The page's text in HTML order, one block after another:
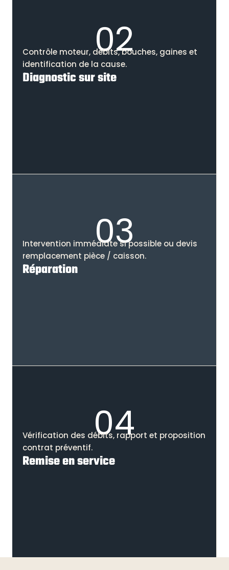
02
Contrôle moteur, débits, bouches, gaines et
identification de la cause.
Diagnostic sur site
03
Intervention immédiate si possible ou devis
remplacement pièce / caisson.
Réparation
04
Vérification des débits, rapport et proposition
contrat préventif.
Remise en service